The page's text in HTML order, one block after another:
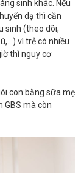
sinh khác. Nếu
dạ thì cần
sinh (theo dõi,
vì trẻ có nhiều
thì nguy cơ
con bằng sữa mẹ
GBS mà còn